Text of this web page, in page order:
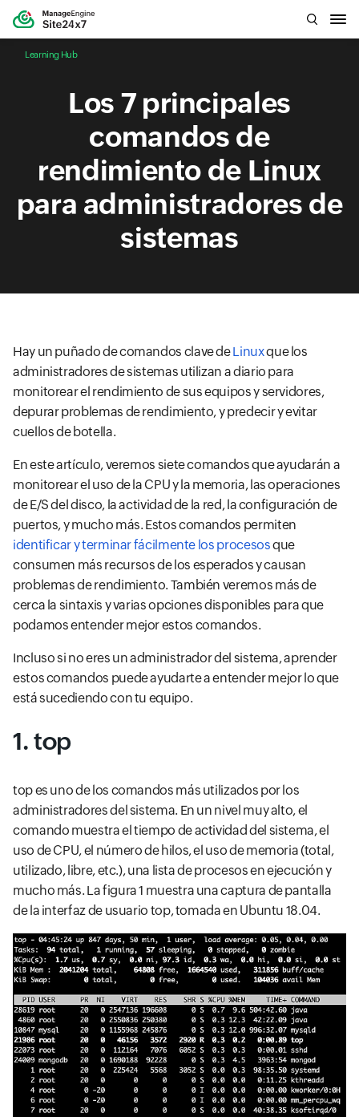
Learning Hub
Los 7 principales
comandos de
rendimiento de Linux
para administradores de
sistemas
Hay un puñado de comandos clave deLinuxque los
administradores de sistemas utilizan a diario para
monitorear el rendimiento de sus equipos y servidores,
depurar problemas de rendimiento, y predecir y evitar
cuellos de botella.
En este artículo, veremos siete comandos que ayudarán a
monitorear el uso de la CPU y la memoria, las operaciones
de E/S del disco, la actividad de la red, la configuración de
puertos, y mucho más. Estos comandos permiten
identificar y terminar fácilmente los procesosque
consumen más recursos de los esperados y causan
problemas de rendimiento. También veremos más de
cerca la sintaxis y varias opciones disponibles para que
podamos entender mejor estos comandos.
Incluso si no eres un administrador del sistema, aprender
estos comandos puede ayudarte a entender mejor lo que
está sucediendo con tu equipo.
1. top
top es uno de los comandos más utilizados por los
administradores del sistema. En un nivel muy alto, el
comando muestra el tiempo de actividad del sistema, el
uso de CPU, el número de hilos, el uso de memoria (total,
utilizado, libre, etc.), una lista de procesos en ejecución y
mucho más. La figura 1 muestra una captura de pantalla
de la interfaz de usuario top, tomada en Ubuntu 18.04.